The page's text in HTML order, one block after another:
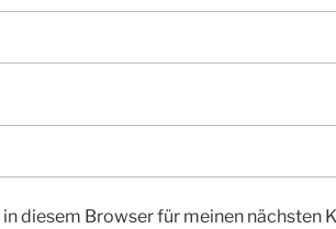
diesem Browser für meinen nächsten